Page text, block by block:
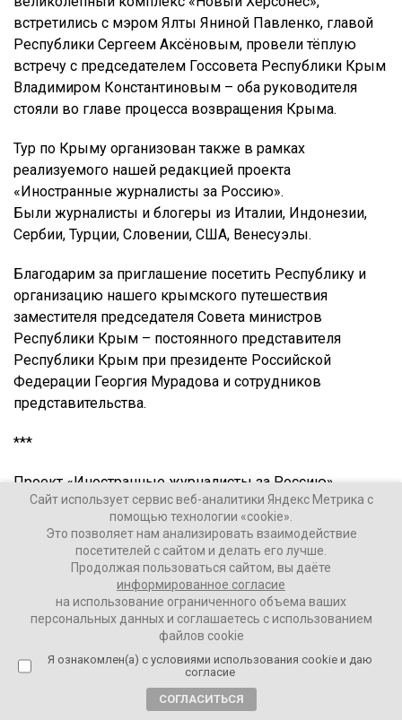
встретились с мэром Ялты Яниной Павленко, главой
Республики Сергеем Аксёновым, провели тёплую
встречу с председателем Госсовета Республики Крым
Владимиром Константиновым – оба руководителя
стояли во главе процесса возвращения Крыма.
Тур по Крыму организован также в рамках
реализуемого нашей редакцией проекта
«Иностранные журналисты за Россию».
Были журналисты и блогеры из Италии, Индонезии,
Сербии, Турции, Словении, США, Венесуэлы.
Благодарим за приглашение посетить Республику и
организацию нашего крымского путешествия
заместителя председателя Совета министров
Республики Крым – постоянного представителя
Республики Крым при президенте Российской
Федерации Георгия Мурадова и сотрудников
представительства.
***
Проект «Иностранные журналисты за Россию»
реализуется благодаря писателю и военнослужащему
Захару Прилепину, заместителю председателя
Государственной Думы Александру Бабакову,
депутату Государственной Думы Александру
Также благодарим за помощь в реализации нашего
проекта Департамент информации и печати МИД РФ и
Россотрудничество.
Сайт использует сервис веб-аналитики Яндекс Метрика с
помощью технологии «cookie».
Это позволяет нам анализировать взаимодействие
посетителей с сайтом и делать его лучше.
Продолжая пользоваться сайтом, вы даёте
информированное согласие
на использование ограниченного объема ваших
персональных данных и соглашаетесь с использованием
файлов cookie
Я ознакомлен(а) с условиями использования cookie и даю
согласие
СОГЛАСИТЬСЯ